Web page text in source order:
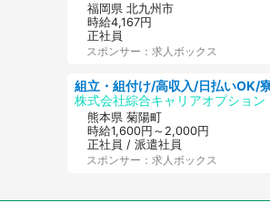
福岡県 北九州市
時給4,167円
正社員
スポンサー：求人ボックス
株式会社綜合キャリアオプション
熊本県 菊陽町
時給1,600円～2,000円
正社員 / 派遣社員
スポンサー：求人ボックス